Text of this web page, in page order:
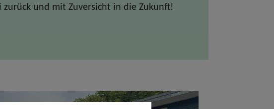
und mit Zuversicht in die Zukunft!